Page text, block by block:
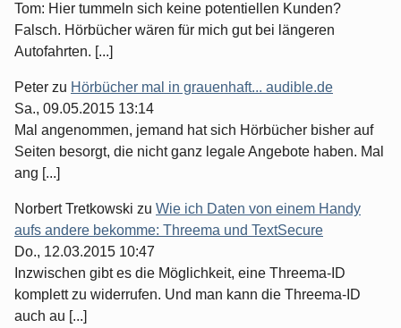
Tom: Hier tummeln sich keine potentiellen Kunden?
Falsch. Hörbücher wären für mich gut bei längeren
Autofahrten. [...]
Peter zu Hörbücher mal in grauenhaft... audible.de
Sa., 09.05.2015 13:14
Mal angenommen, jemand hat sich Hörbücher bisher auf
Seiten besorgt, die nicht ganz legale Angebote haben. Mal
ang [...]
Norbert Tretkowski zu Wie ich Daten von einem Handy
aufs andere bekomme: Threema und TextSecure
Do., 12.03.2015 10:47
Inzwischen gibt es die Möglichkeit, eine Threema-ID
komplett zu widerrufen. Und man kann die Threema-ID
auch au [...]